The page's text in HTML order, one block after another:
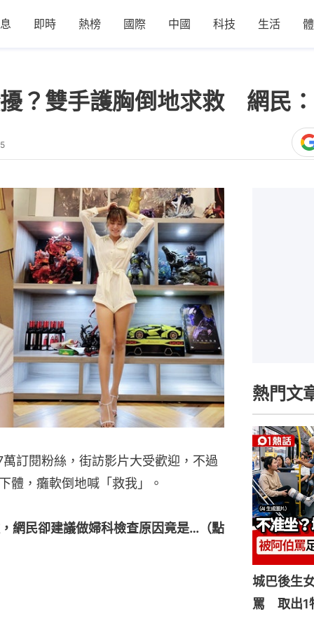
即時 熱榜 國際 中國 科技 生活
？雙手護胸倒地求救 網民
訂閱粉絲，街訪影片大受歡迎，不過
體，癱軟倒地喊「救我」。
網民卻建議做婦科檢查原因竟是…（點
熱門文
城巴後生
罵 取出1